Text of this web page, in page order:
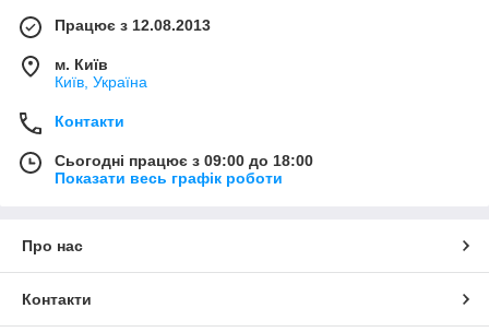
Працює з 12.08.2013
м. Київ
Київ, Україна
Контакти
Сьогодні працює з 09:00 до 18:00
Показати весь графік роботи
Про нас
Контакти